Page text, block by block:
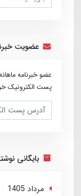
عضویت
عضو خبرنامه
پست الکترونیک
بایگانی
مرداد 1405